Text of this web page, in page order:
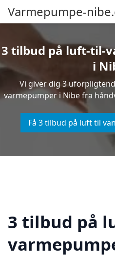
Varmepumpe-
3 tilbud på luft-til-
i
Vi giver dig 3
varmepumper i Nibe fra
Få 3 tilbud på luft til
3 tilbud på